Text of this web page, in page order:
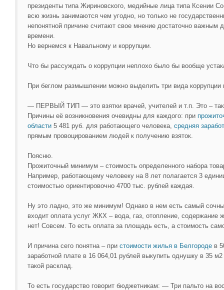
президенты типа Жириновского, медийные лица типа Ксении
всю жизнь занимаются чем угодно, но только не
непонятной причине считают свое мнение достаточно важным
времени.
Но вернемся к Навальному и коррупции.
Что бы рассуждать о коррупции неплохо было бы вообще
При беглом размышлении можно выделить три вида коррупции
— ПЕРВЫЙ ТИП — это взятки врачей, учителей и т.п. Это – так
Причины её возникновения очевидны для каждого: при
области 5 481 руб. для работающего человека, средняя
прямым провоцированием людей к получению взяток.
Поясню.
Прожиточный минимум – стоимость определенного набора
Например, работающему человеку на 8 лет полагается 3
стоимостью ориентировочно 4700 тыс. рублей каждая.
Ну это ладно, это же минимум! Однако в нем есть самый
входит оплата услуг ЖКХ – вода, газ, отопление, содержание
нет! Совсем. То есть оплата за площадь есть, а стоимость
И причина сего понятна – при стоимости жилья в Белгороде в
заработной плате в 16 064,01 рублей выкупить однушку в 35
такой расклад.
То есть государство говорит бюджетникам: — Три пальто на